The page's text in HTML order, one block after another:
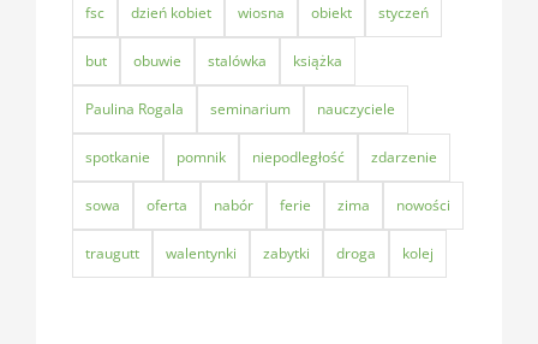
fsc dzień kobiet wiosna obiekt styczeń
but obuwie stalówka książka
Paulina Rogala seminarium nauczyciele
spotkanie pomnik niepodległość zdarzenie
sowa oferta nabór ferie zima nowości
traugutt walentynki zabytki droga kolej